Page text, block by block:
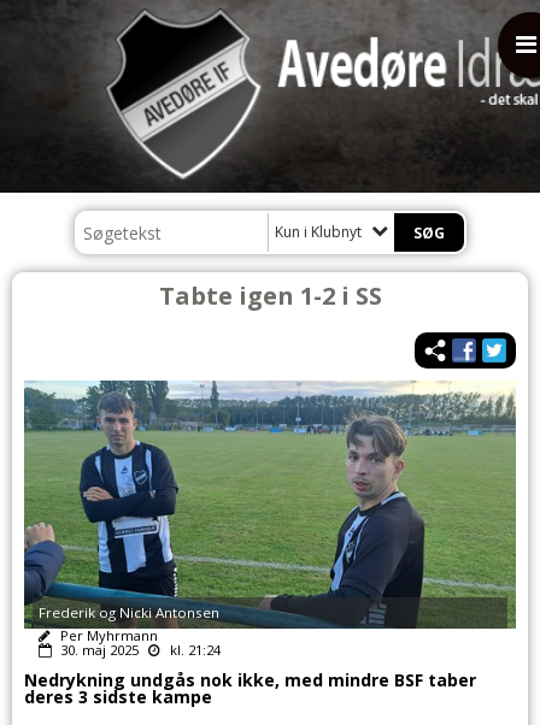
Kun i Klubnyt
Tabte igen 1-2 i SS
Frederik og Nicki Antonsen
Per Myhrmann
30. maj 2025
kl. 21:24
Nedrykning undgås nok ikke, med mindre BSF taber
deres 3 sidste kampe